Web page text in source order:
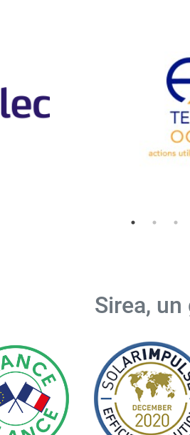
Sirea,